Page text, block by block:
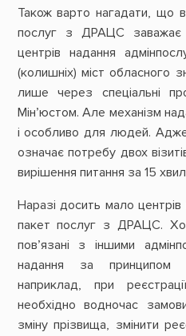
Також варто нагадати, що
послуг з ДРАЦС
центрів надання
(колишніх) міст обласного
лише через спеціальні
Мін’юстом. Але механізм
і особливо для людей.
означає потребу двох
вирішення питання за 15
Наразі досить мало
пакет послуг з ДРАЦС.
пов’язані з іншими
надання за принципом
наприклад, при
необхідно водночас
зміну прізвища, змінити